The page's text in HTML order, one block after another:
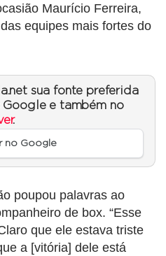
Maurício Ferreira,
equipes mais fortes do
sua fonte preferida
e também no
.
no Google
poupou palavras ao
de box. “Esse
que ele estava triste
a [vitória] dele está